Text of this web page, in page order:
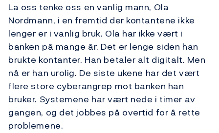
La oss tenke oss en vanlig mann, Ola
Nordmann, i en fremtid der kontantene ikke
lenger er i vanlig bruk. Ola har ikke vært i
banken på mange år. Det er lenge siden han
brukte kontanter. Han betaler alt digitalt. Men
nå er han urolig. De siste ukene har det vært
flere store cyberangrep mot banken han
bruker. Systemene har vært nede i timer av
gangen, og det jobbes på overtid for å rette
problemene.